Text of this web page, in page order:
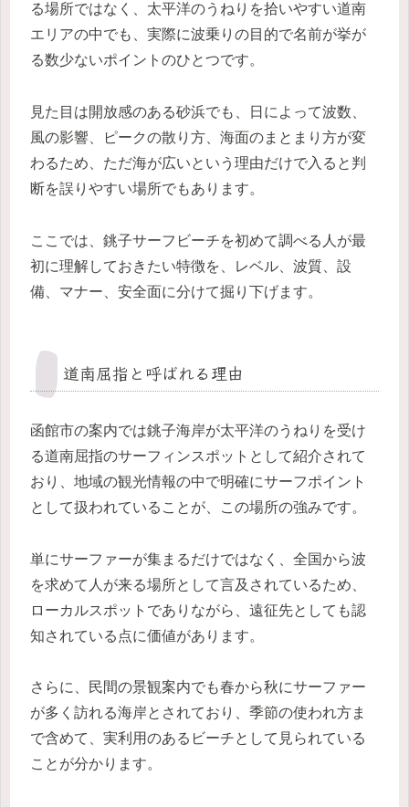
る場所ではなく、太平洋のうねりを拾いやすい道南
エリアの中でも、実際に波乗りの目的で名前が挙が
る数少ないポイントのひとつです。
見た目は開放感のある砂浜でも、日によって波数、
風の影響、ピークの散り方、海面のまとまり方が変
わるため、ただ海が広いという理由だけで入ると判
断を誤りやすい場所でもあります。
ここでは、銚子サーフビーチを初めて調べる人が最
初に理解しておきたい特徴を、レベル、波質、設
備、マナー、安全面に分けて掘り下げます。
道南屈指と呼ばれる理由
函館市の案内では銚子海岸が太平洋のうねりを受け
る道南屈指のサーフィンスポットとして紹介されて
おり、地域の観光情報の中で明確にサーフポイント
として扱われていることが、この場所の強みです。
単にサーファーが集まるだけではなく、全国から波
を求めて人が来る場所として言及されているため、
ローカルスポットでありながら、遠征先としても認
知されている点に価値があります。
さらに、民間の景観案内でも春から秋にサーファー
が多く訪れる海岸とされており、季節の使われ方ま
で含めて、実利用のあるビーチとして見られている
ことが分かります。